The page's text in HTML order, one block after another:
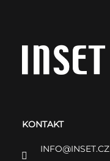
KONTAKT
INFO@INSET.CZ